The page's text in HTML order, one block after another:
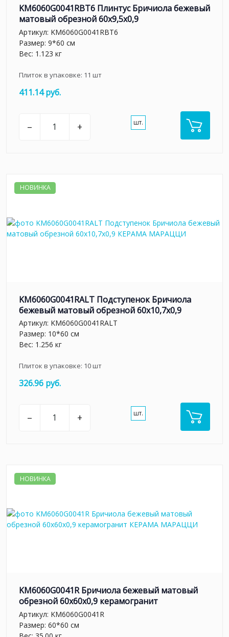
KM6060G0041RBT6 Плинтус Бричиола бежевый
матовый обрезной 60x9,5x0,9
Артикул: KM6060G0041RBT6
Размер: 9*60 см
Вес: 1.123 кг
Плиток в упаковке: 11 шт
411.14 руб.
– + шт.
НОВИНКА
KM6060G0041RALT Подступенок Бричиола
бежевый матовый обрезной 60x10,7x0,9
Артикул: KM6060G0041RALT
Размер: 10*60 см
Вес: 1.256 кг
Плиток в упаковке: 10шт
326.96 руб.
– + шт.
НОВИНКА
KM6060G0041R Бричиола бежевый матовый
обрезной 60x60x0,9 керамогранит
Артикул: KM6060G0041R
Размер: 60*60 см